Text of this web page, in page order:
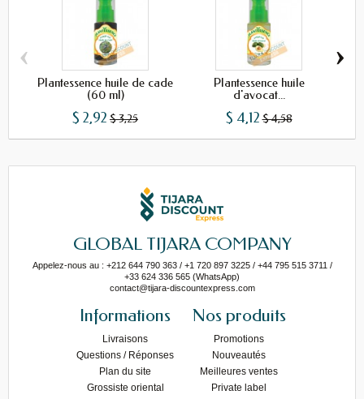
Plantessence huile de cade
(60 ml)
$ 2,92 $ 3,25
Plantessence huile
d'avocat...
$ 4,12 $ 4,58
‹ ›
GLOBAL TIJARA COMPANY
Appelez-nous au : +212 644 790 363 / +1 720 897 3225 / +44 795 515 3711 /
+33 624 336 565 (WhatsApp)
contact@tijara-discountexpress.com
Informations
Livraisons
Questions / Réponses
Plan du site
Grossiste oriental
Nos produits
Promotions
Nouveautés
Meilleures ventes
Private label